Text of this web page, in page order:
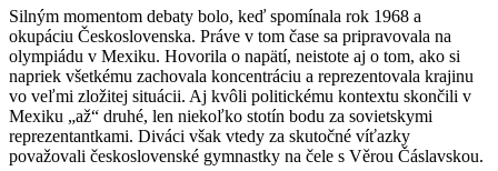
Silným momentom debaty bolo, keď spomínala rok 1968 a
okupáciu Československa. Práve v tom čase sa pripravovala na
olympiádu v Mexiku. Hovorila o napätí, neistote aj o tom, ako si
napriek všetkému zachovala koncentráciu a reprezentovala krajinu
vo veľmi zložitej situácii. Aj kvôli politickému kontextu skončili v
Mexiku „až“ druhé, len niekoľko stotín bodu za sovietskymi
reprezentantkami. Diváci však vtedy za skutočné víťazky
považovali československé gymnastky na čele s Věrou Čáslavskou.